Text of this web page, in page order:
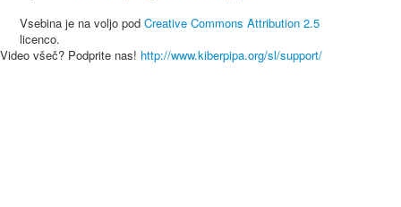
Vsebina je na voljo pod Creative Commons Attribution 2.5
licenco.
Video všeč? Podprite nas! http://www.kiberpipa.org/sl/support/